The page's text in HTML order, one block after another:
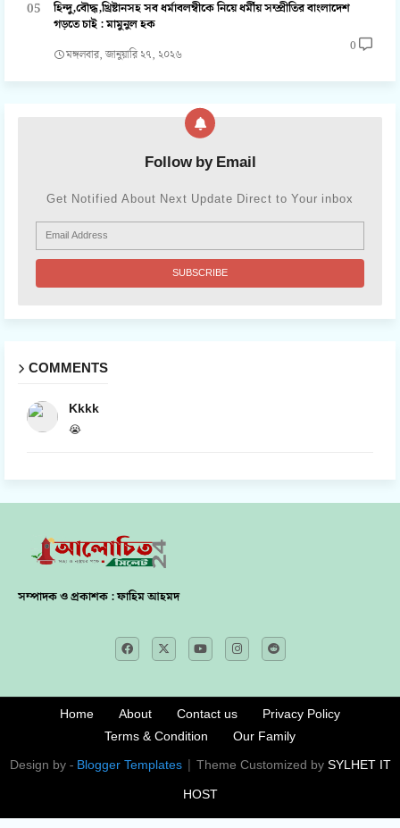
হিন্দু,বৌদ্ধ,খ্রিষ্টানসহ সব ধর্মাবলম্বীকে নিয়ে ধর্মীয় সম্প্রীতির বাংলাদেশ
গড়তে চাই : মামুনুল হক
মঙ্গলবার, জানুয়ারি ২৭, ২০২৬
0
Follow by Email
Get Notified About Next Update Direct to Your inbox
COMMENTS
Kkkk
😭
সম্পাদক ও প্রকাশক : ফাহিম আহমদ
Home About Contact us
Privacy Policy
Terms & Condition
Our Family
Design by - Blogger Templates | Theme Customized bySYLHET IT
HOST